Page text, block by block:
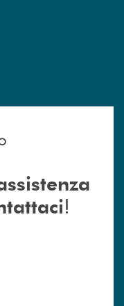
immediata? Contattaci !
!